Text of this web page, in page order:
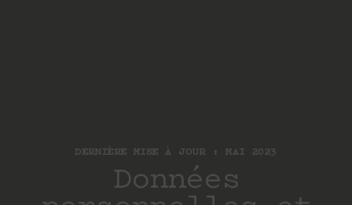
DERNIÈRE MISE À JOUR : MAI 2023
Données